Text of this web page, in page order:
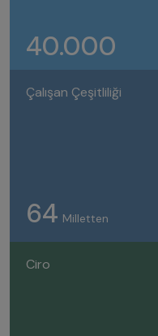
40.000
Çalışan Çeşitliliği
64 Milletten
Ciro